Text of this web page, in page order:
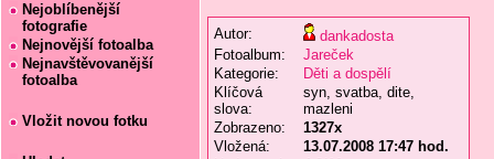
Nejoblíbenější
fotografie
Nejnovější fotoalba
Nejnavštěvovanější
fotoalba
Vložit novou fotku
Autor:
dankadosta
Fotoalbum:
Jareček
Kategorie:
Děti a dospělí
Klíčová
slova:
syn, svatba, dite,
mazleni
Zobrazeno:
1327x
Vložená:
13.07.2008 17:47 hod.